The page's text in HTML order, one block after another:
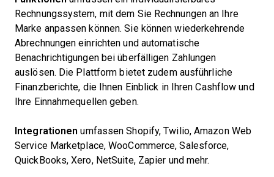
Rechnungssystem, mit dem Sie Rechnungen an Ihre
Marke anpassen können. Sie können wiederkehrende
Abrechnungen einrichten und automatische
Benachrichtigungen bei überfälligen Zahlungen
auslösen. Die Plattform bietet zudem ausführliche
Finanzberichte, die Ihnen Einblick in Ihren Cashflow und
Ihre Einnahmequellen geben.
Integrationen umfassen Shopify, Twilio, Amazon Web
Service Marketplace, WooCommerce, Salesforce,
QuickBooks, Xero, NetSuite, Zapier und mehr.